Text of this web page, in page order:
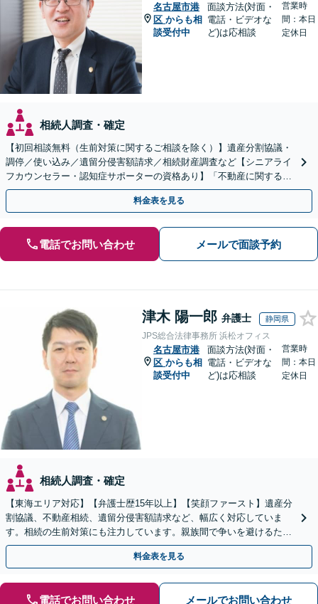
名古屋市港
区 からも相
談受付中
面談方法(対面・
電話・ビデオな
ど)は応相談
営業時
間：本日
定休日
相続人調査・確定
【初回相談無料（生前対策に関するご相談を除く）】遺産分割協議・
調停／使い込み／遺留分侵害額請求／相続財産調査など【シニアライ
フカウンセラー・認知症サポーターの資格あり】「不動産に関する相
続もお任せください」【当日・夜間相談可（要相談）】
料金表を見る
電話でお問い合わせ メールで面談予約
津木 陽一郎 弁護士 静岡県
JPS総合法律事務所 浜松オフィス
名古屋市港
区 からも相
談受付中
面談方法(対面・
電話・ビデオな
ど)は応相談
営業時
間：本日
定休日
相続人調査・確定
【東海エリア対応】【弁護士歴15年以上】【笑顔ファースト】遺産分
割協議、不動産相続、遺留分侵害額請求など、幅広く対応していま
す。相続の生前対策にも注力しています。親族間で争いを避けるため
にも、お早めにご相談ください。【初回面談無料】
料金表を見る
電話でお問い合わせ メールでお問い合わせ